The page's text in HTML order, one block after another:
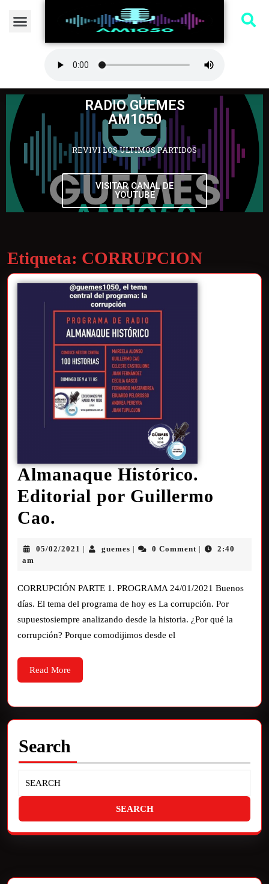
RADIO GÜEMES
AM1050
REVIVI LOS ULTIMOS PARTIDOS
VISITAR CANAL DE
YOUTUBE
Etiqueta: CORRUPCION
Almanaque Histórico.
Editorial por Guillermo
Cao.
05/02/2021 guemes 0 Comment
2:40
am
CORRUPCIÓN PARTE 1. PROGRAMA 24/01/2021 Buenos
días. El tema del programa de hoy es La corrupción. Por
supuestosiempre analizando desde la historia. ¿Por qué la
corrupción? Porque comodijimos desde el
Read More
Search